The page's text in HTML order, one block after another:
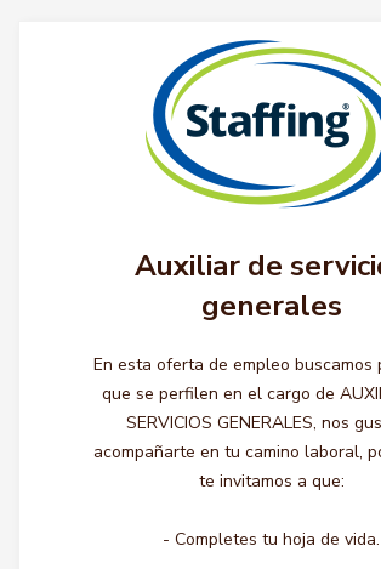
Auxiliar de
generales
En esta oferta de empleo buscamos
que se perfilen en el cargo de
SERVICIOS GENERALES, nos
acompañarte en tu camino laboral,
te invitamos a que:
- Completes tu hoja de vida.